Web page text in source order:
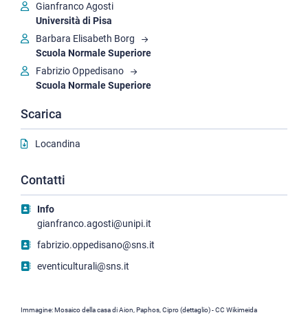
Gianfranco Agosti
Università di Pisa
Barbara Elisabeth Borg
Scuola Normale Superiore
Fabrizio Oppedisano
Scuola Normale Superiore
Scarica
Locandina
Contatti
Info
gianfranco.agosti@unipi.it
fabrizio.oppedisano@sns.it
eventiculturali@sns.it
Immagine: Mosaico della casa di Aion, Paphos, Cipro (dettaglio) - CC Wikimeida